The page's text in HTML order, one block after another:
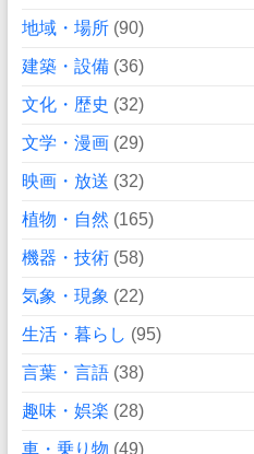
地域・場所(90)
建築・設備(36)
文化・歴史 (32)
文学・漫画(29)
映画・放送 (32)
植物・自然 (165)
機器・技術(58)
気象・現象 (22)
生活・暮らし (95)
言葉・言語(38)
趣味・娯楽 (28)
車・乗り物 (49)